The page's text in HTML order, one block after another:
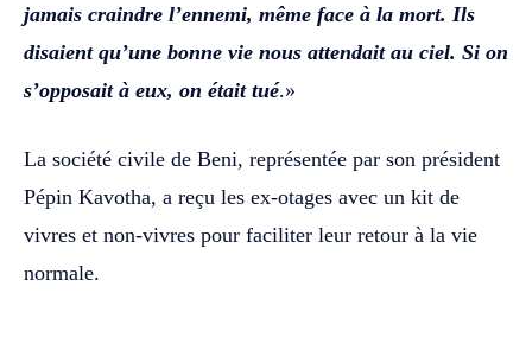
jamais craindre l’ennemi, même face à la mort. Ils
disaient qu’une bonne vie nous attendait au ciel. Si on
s’opposait à eux, on était tué.»
La société civile de Beni, représentée par son président
Pépin Kavotha, a reçu les ex-otages avec un kit de
vivres et non-vivres pour faciliter leur retour à la vie
normale.